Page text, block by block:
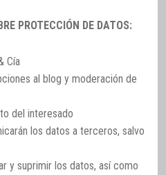
PROTECCIÓN DE DATOS:
Cía
al blog y moderación de
del interesado
los datos a terceros, salvo
y suprimir los datos, así como